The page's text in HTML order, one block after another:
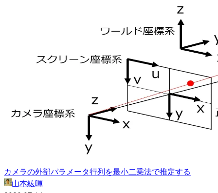
カメラの外部パラメータ行列を最小二乗法で推定する
山本紘暉